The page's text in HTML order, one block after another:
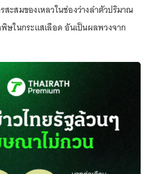
สะสมของเหลวในช่องว่างลำตัวปริมาณ
ษในกระแสเลือด อันเป็นผลพวงจาก